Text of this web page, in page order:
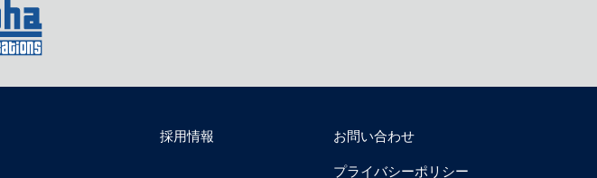
採用情報 お問い合わせ
プライバシーポリシー